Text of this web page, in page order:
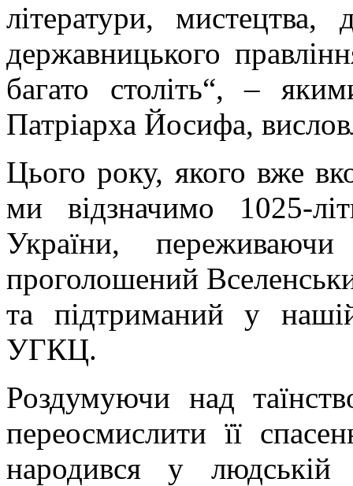
літератури,
державницького
багато століть“, –
Патріарха Йосифа,
Цього року, якого вже
ми відзначимо 1025-
України,
проголошений
та підтриманий у
УГКЦ.
Роздумуючи над
переосмислити її
народився у